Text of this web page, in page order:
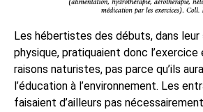
Les hébertistes des débuts, dans leur
physique, pratiquaient donc l’exercice
raisons naturistes, pas parce qu’ils
l’éducation à l’environnement. Les
faisaient d’ailleurs pas